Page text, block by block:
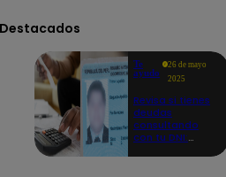
Destacados
Te
ayudo
26 de mayo
2025
Revisa si tienes
deudas
consultando
con tu DNI:
detalles